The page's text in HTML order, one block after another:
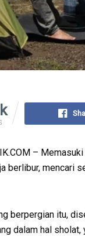
–
berlibur, mencari
berpergian itu,
dalam hal sholat,